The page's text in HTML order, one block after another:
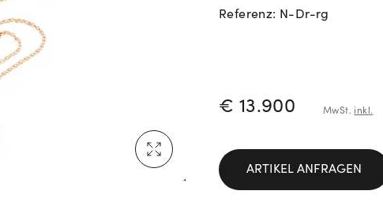
Rolex Certified Pre-Owned entdecken
Referenz: N-Dr-rg
€ 13.900 MwSt. inkl.
ARTIKEL ANFRAGEN